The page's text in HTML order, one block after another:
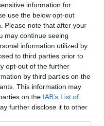
information for
use the below opt-out
Please note that after your
may continue seeing
information utilized by
to third parties prior to
opt-out of the further
by third parties on the
This information may
on the IAB’s List of
further disclose it to other
löytyi 18
tarkistaa